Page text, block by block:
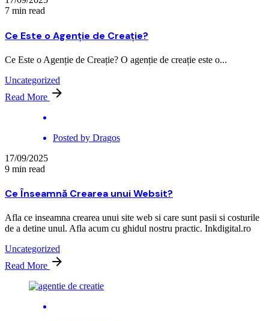
7 min read
Ce Este o Agenție de Creație?
Ce Este o Agenție de Creație? O agenție de creație este o...
Uncategorized
Read More
Posted by Dragos
17/09/2025
9 min read
Ce Înseamnă Crearea unui Websit?
Afla ce inseamna crearea unui site web si care sunt pasii si costurile
de a detine unul. Afla acum cu ghidul nostru practic. Inkdigital.ro
Uncategorized
Read More